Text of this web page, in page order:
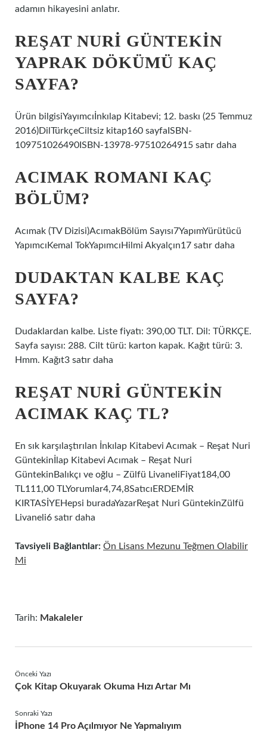
adamın hikayesini anlatır.
REŞAT NURI GÜNTEKIN
YAPRAK DÖKÜMÜ KAÇ
SAYFA?
Ürün bilgisiYayımcıİnkılap Kitabevi; 12. baskı (25 Temmuz
2016)DilTürkçeCiltsiz kitap160 sayfaISBN-
109751026490ISBN-13978-97510264915 satır daha
ACIMAK ROMANI KAÇ
BÖLÜM?
Acımak (TV Dizisi)AcımakBölüm Sayısı7YapımYürütücü
YapımcıKemal TokYapımcıHilmi Akyalçın17 satır daha
DUDAKTAN KALBE KAÇ
SAYFA?
Dudaklardan kalbe. Liste fiyatı: 390,00 TLT. Dil: TÜRKÇE.
Sayfa sayısı: 288. Cilt türü: karton kapak. Kağıt türü: 3.
Hmm. Kağıt3 satır daha
REŞAT NURI GÜNTEKIN
ACIMAK KAÇ TL?
En sık karşılaştırılan İnkılap Kitabevi Acımak – Reşat Nuri
Güntekinİlap Kitabevi Acımak – Reşat Nuri
GüntekinBalıkçı ve oğlu – Zülfü LivaneliFiyat184,00
TL111,00 TLYorumlar4,74,8SatıcıERDEMİR
KIRTASİYEHepsi buradaYazarReşat Nuri GüntekinZülfü
Livaneli6 satır daha
Tavsiyeli Bağlantılar: Ön Lisans Mezunu Teğmen Olabilir
Mi
Tarih: Makaleler
Önceki Yazı
Çok Kitap Okuyarak Okuma Hızı Artar Mı
Sonraki Yazı
İPhone 14 Pro Açılmıyor Ne Yapmalıyım